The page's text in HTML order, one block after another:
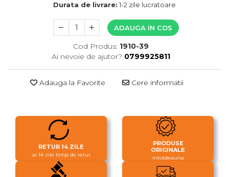
Durata de livrare: 1-2 zile lucratoare
ADAUGA IN COS
Cod Produs: 1910-39
Ai nevoie de ajutor? 0799925811
Adauga la Favorite Cere informatii
RETUR 14 ZILE
ai 14 zile timp de retur
PRODUSE
ORIGINALE
intotdeauna